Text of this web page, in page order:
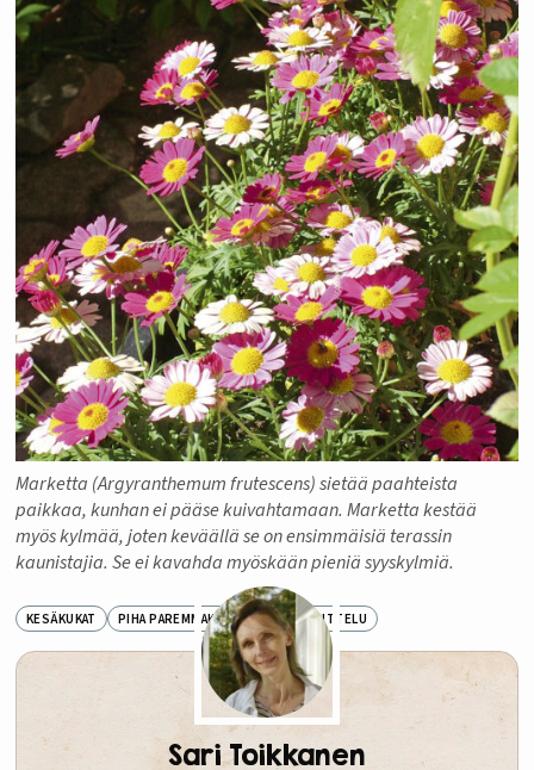
Marketta (Argyranthemum frutescens) sietää paahteista
paikkaa, kunhan ei pääse kuivahtamaan. Marketta kestää
myös kylmää, joten keväällä se on ensimmäisiä terassin
kaunistajia. Se ei kavahda myöskään pieniä syyskylmiä.
KESÄKUKAT PIHA PAREMMAKSI PIHASUUNNITTELU
Sari Toikkanen